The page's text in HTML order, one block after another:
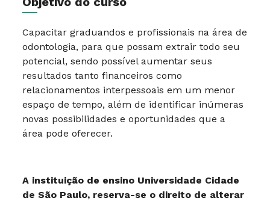
Capacitar graduandos e profissionais na área de
odontologia, para que possam extrair todo seu
potencial, sendo possível aumentar seus
resultados tanto financeiros como
relacionamentos interpessoais em um menor
espaço de tempo, além de identificar inúmeras
novas possibilidades e oportunidades que a
área pode oferecer.
A instituição de ensino Universidade Cidade
de São Paulo, reserva-se o direito de alterar